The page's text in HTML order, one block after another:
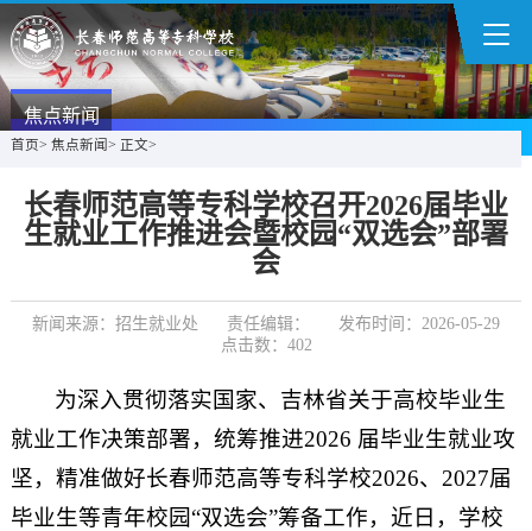
首页> 焦点新闻 > 正文>
焦点新闻
长春师范高等专科学校召开2026届毕业
生就业工作推进会暨校园“双选会”部署
会
新闻来源：招生就业处 责任编辑：
发布时间：2026-05-29
点击数： 402
为深入贯彻落实国家、吉林省关于高校毕业生
就业工作决策部署，统筹推进2026 届毕业生就业攻
坚，精准做好长春师范高等专科学校2026、2027届
毕业生等青年校园“双选会”筹备工作，近日，学校